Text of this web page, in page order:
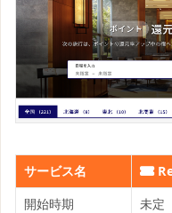
サービス名
開始時期
未定